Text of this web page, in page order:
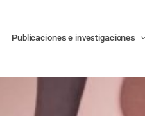
Publicaciones e investigaciones